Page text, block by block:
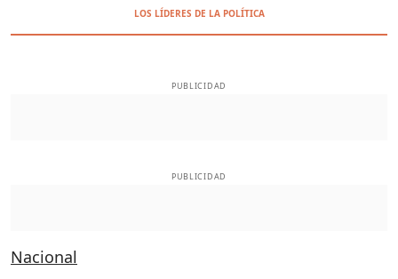
LOS LÍDERES DE LA POLÍTICA
PUBLICIDAD
PUBLICIDAD
Nacional